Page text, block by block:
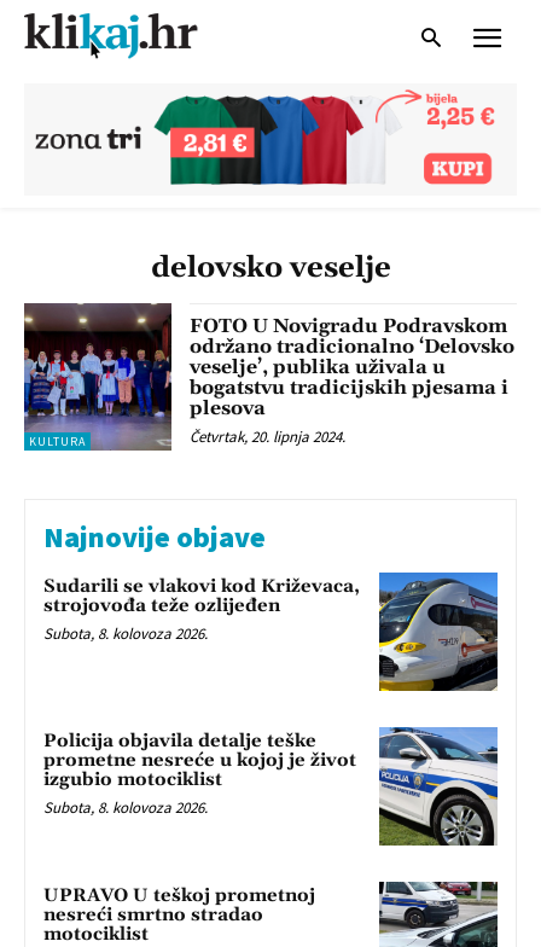
delovsko veselje
KULTURA
FOTO U Novigradu Podravskom
održano tradicionalno ‘Delovsko
veselje’, publika uživala u
bogatstvu tradicijskih pjesama i
plesova
Četvrtak, 20. lipnja 2024.
Najnovije objave
Sudarili se vlakovi kod Križevaca,
strojovođa teže ozlijeđen
Subota, 8. kolovoza 2026.
Policija objavila detalje teške
prometne nesreće u kojoj je život
izgubio motociklist
Subota, 8. kolovoza 2026.
UPRAVO U teškoj prometnoj
nesreći smrtno stradao
motociklist